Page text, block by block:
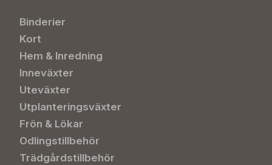
Binderier
Kort
Hem & Inredning
Inneväxter
Uteväxter
Utplanteringsväxter
Frön & Lökar
Odlingstillbehör
Trädgårdstillbehör